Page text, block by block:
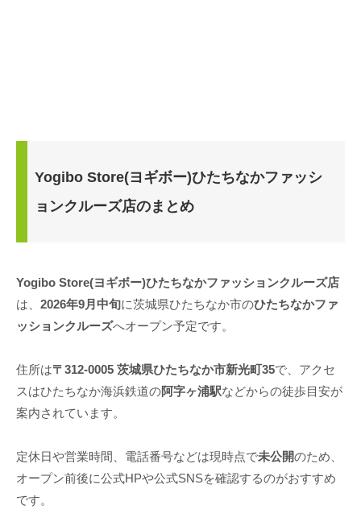
Yogibo Store(ヨギボー)ひたちなかファッシ
ョンクルーズ店のまとめ
Yogibo Store(ヨギボー)ひたちなかファッションクルーズ店
は、 2026年9月中旬に茨城県ひたちなか市のひたちなかファ
ッションクルーズへオープン予定です。
住所は〒312-0005 茨城県ひたちなか市新光町35で、アクセ
スはひたちなか海浜鉄道の阿字ヶ浦駅などからの徒歩目安が
案内されています。
定休日や営業時間、電話番号などは現時点で未公開のため、
オープン前後に公式HPや公式SNSを確認するのがおすすめ
です。